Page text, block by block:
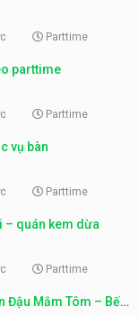
Parttime
parttime
Parttime
vụ bàn
Parttime
– quán kem dừa
Parttime
Đậu Mắm Tôm – Bếp